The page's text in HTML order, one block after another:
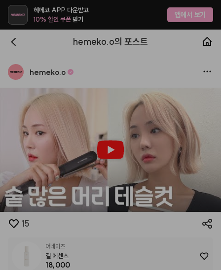
헤메코 APP 다운받고
10% 할인 쿠폰받기 앱에서 보기
hemeko.o의 포스트
hemeko.o
15
어네이즈
결 에센스
18,000